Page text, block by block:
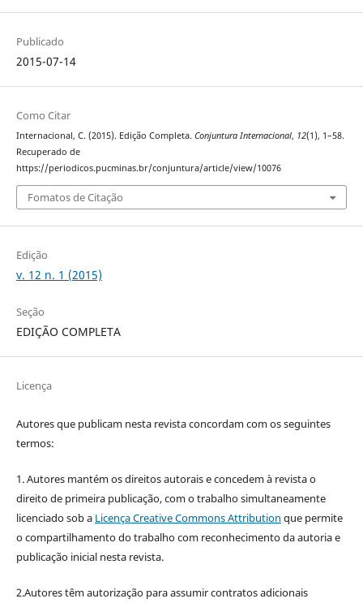
Publicado
2015-07-14
Como Citar
Internacional, C. (2015). Edição Completa. Conjuntura Internacional, 12(1), 1–58.
Recuperado de
https://periodicos.pucminas.br/conjuntura/article/view/10076
Fomatos de Citação
Edição
v. 12 n. 1 (2015)
Seção
EDIÇÃO COMPLETA
Licença
Autores que publicam nesta revista concordam com os seguintes
termos:
1. Autores mantém os direitos autorais e concedem à revista o
direito de primeira publicação, com o trabalho simultaneamente
licenciado sob a Licença Creative Commons Attribution que permite
o compartilhamento do trabalho com reconhecimento da autoria e
publicação inicial nesta revista.
2.Autores têm autorização para assumir contratos adicionais